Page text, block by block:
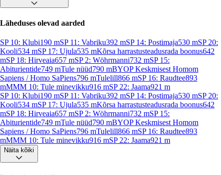
Läheduses olevad aarded
SP 10: Klubi190 mSP 11: Vabriku392 mSP 14: Postimaja530 mSP 20:
Kooli534 mSP 17: Ujula535 mKõrsa harrastusteadusrada boonus642
mSP 18: Hirveaia657 mSP 2: Wöhrmanni732 mSP 15:
Abiturientide749 mTule nüüd790 mBYOP Keskmisest Homom
Sapiens / Homo SaPiens796 mTulelill866 mSP 16: Raudtee893
mMMM 10: Tule minevikku916 mSP 22: Jaama921 m
SP 10: Klubi190 mSP 11: Vabriku392 mSP 14: Postimaja530 mSP 20:
Kooli534 mSP 17: Ujula535 mKõrsa harrastusteadusrada boonus642
mSP 18: Hirveaia657 mSP 2: Wöhrmanni732 mSP 15:
Abiturientide749 mTule nüüd790 mBYOP Keskmisest Homom
Sapiens / Homo SaPiens796 mTulelill866 mSP 16: Raudtee893
mMMM 10: Tule minevikku916 mSP 22: Jaama921 m
Näita kõiki